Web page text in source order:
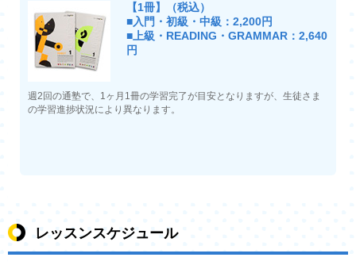
【1冊】（税込）
■入門・初級・中級：2,200円
■上級・READING・GRAMMAR：2,640
円
週2回の通塾で、1ヶ月1冊の学習完了が目安となりますが、生徒さま
の学習進捗状況により異なります。
レッスンスケジュール